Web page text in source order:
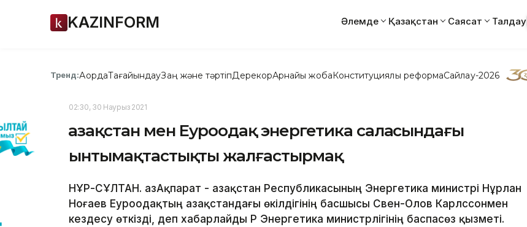
KAZINFORM Әлемде Қазақстан Саясат Талдау
Тренд:АқордаТағайындауЗаң және тәртіпДерекқорАрнайы жобаКонституциялық реформаСайлау-2026
02:30, 30 Наурыз 2021
Қазақстан мен Еуроодақ энергетика саласындағы
ынтымақтастықты жалғастырмақ
НҰР-СҰЛТАН. ҚазАқпарат - Қазақстан Республикасының Энергетика министрі Нұрлан
Ноғаев Еуроодақтың Қазақстандағы өкілдігінің басшысы Свен-Олов Карлссонмен
кездесу өткізді, деп хабарлайды ҚР Энергетика министрлігінің баспасөз қызметі.